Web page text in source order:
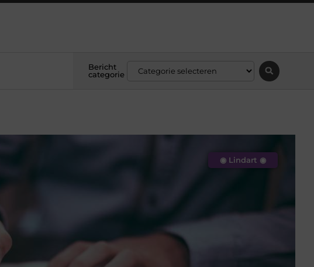
Bericht
categorie
◉ Lindart ◉